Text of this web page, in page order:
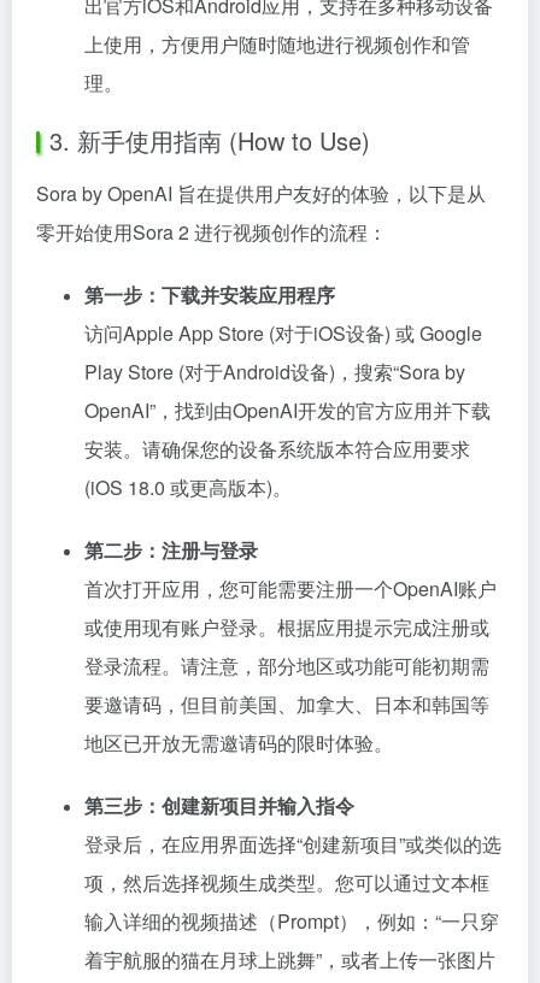
上使用，方便用户随时随地进行视频创作和管
理。
3. 新手使用指南 (How to Use)
Sora by OpenAI 旨在提供用户友好的体验，以下是从
零开始使用Sora 2 进行视频创作的流程：
第一步：下载并安装应用程序
访问Apple App Store (对于iOS设备) 或 Google
Play Store (对于Android设备)，搜索“Sora by
OpenAI”，找到由OpenAI开发的官方应用并下载
安装。请确保您的设备系统版本符合应用要求
(iOS 18.0 或更高版本)。
第二步：注册与登录
首次打开应用，您可能需要注册一个OpenAI账户
或使用现有账户登录。根据应用提示完成注册或
登录流程。请注意，部分地区或功能可能初期需
要邀请码，但目前美国、加拿大、日本和韩国等
地区已开放无需邀请码的限时体验。
第三步：创建新项目并输入指令
登录后，在应用界面选择“创建新项目”或类似的选
项，然后选择视频生成类型。您可以通过文本框
输入详细的视频描述（Prompt），例如：“一只穿
着宇航服的猫在月球上跳舞”，或者上传一张图片